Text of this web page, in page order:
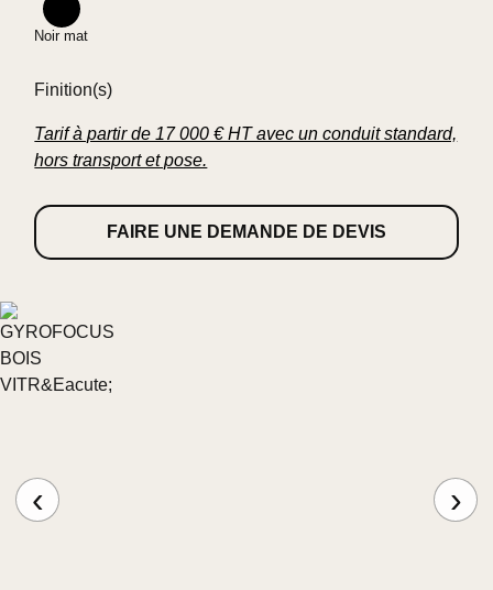
technologique.
Noir mat
Finition(s)
Tarif à partir de 17 000 € HT avec un conduit standard,
hors transport et pose.
FAIRE UNE DEMANDE DE DEVIS
‹ ›